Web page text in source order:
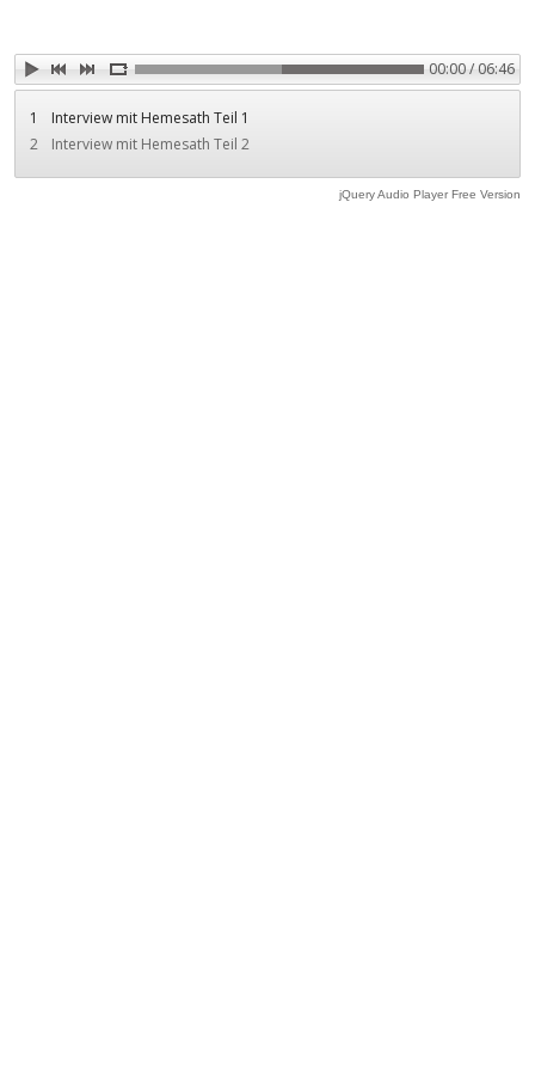
00:00 / 06:46
1
Interview mit Hemesath Teil 1
2
Interview mit Hemesath Teil 2
jQuery Audio Player Free Version